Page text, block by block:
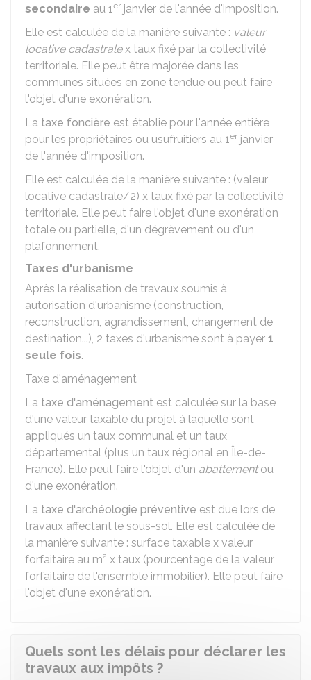
secondaire au 1er janvier de l'année d'imposition.
Elle est calculée de la manière suivante : valeur
locative cadastralex taux fixé par la collectivité
territoriale. Elle peut être majorée dans les
communes situées en zone tendue ou peut faire
l'objet d'une exonération.
La taxe foncière est établie pour l'année entière
pour les propriétaires ou usufruitiers au 1er janvier
de l'année d'imposition.
Elle est calculée de la manière suivante : (valeur
locative cadastrale/2) x taux fixé par la collectivité
territoriale. Elle peut faire l'objet d'une exonération
totale ou partielle, d'un dégrèvement ou d'un
plafonnement.
Taxes d'urbanisme
Après la réalisation de travaux soumis à
autorisation d'urbanisme (construction,
reconstruction, agrandissement, changement de
destination...), 2 taxes d'urbanisme sont à payer 1
seule fois.
Taxe d'aménagement
La taxe d'aménagement est calculée sur la base
d'une valeur taxable du projet à laquelle sont
appliqués un taux communal et un taux
départemental (plus un taux régional en Île-de-
France). Elle peut faire l'objet d'un abattementou
d'une exonération.
La taxe d'archéologie préventive est due lors de
travaux affectant le sous-sol. Elle est calculée de
la manière suivante : surface taxable x valeur
forfaitaire au m² x taux (pourcentage de la valeur
forfaitaire de l'ensemble immobilier). Elle peut faire
l'objet d'une exonération.
Quels sont les délais pour déclarer les
travaux aux impôts ?